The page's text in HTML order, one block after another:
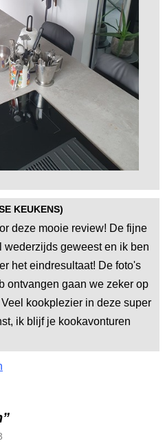
KEUKENS)
deze mooie review! De fijne
geweest en ik ben
het eindresultaat! De foto's
ontvangen gaan we zeker op
kookplezier in deze super
ik blijf je kookavonturen